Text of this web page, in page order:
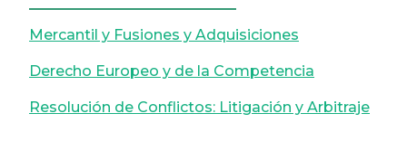
Mercantil y Fusiones y Adquisiciones
Derecho Europeo y de la Competencia
Resolución de Conflictos: Litigación y Arbitraje